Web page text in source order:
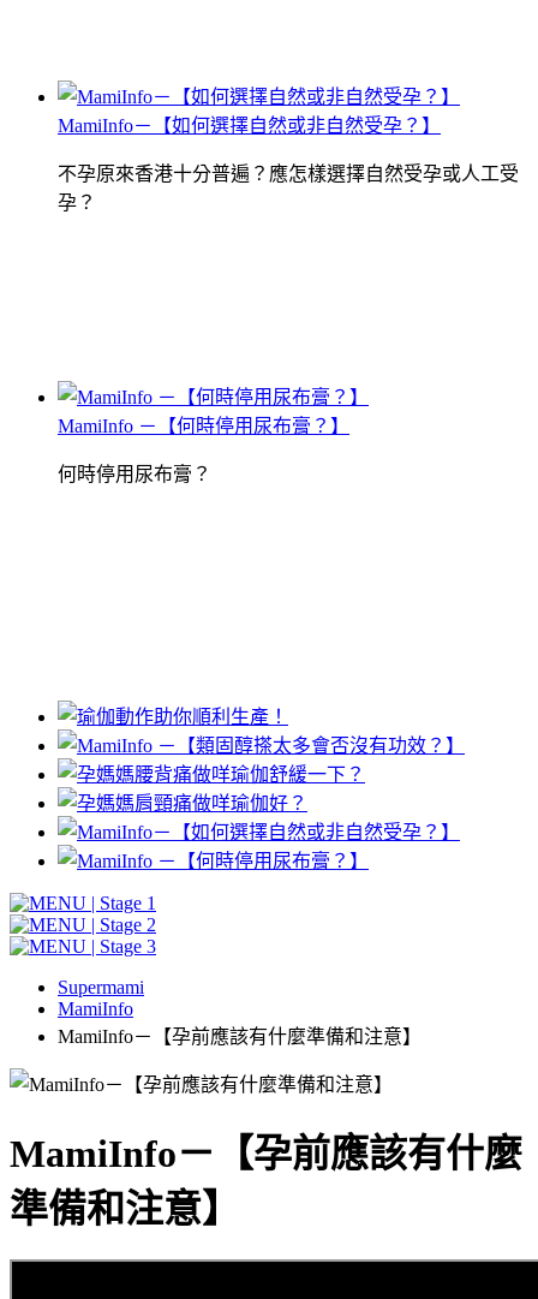
MamiInfo－【如何選擇自然或非自然受孕？】
不孕原來香港十分普遍？應怎樣選擇自然受孕或人工受
孕？
MamiInfo －【何時停用尿布膏？】
何時停用尿布膏？
Supermami
MamiInfo
MamiInfo－【孕前應該有什麼準備和注意】
MamiInfo－【孕前應該有什麼
準備和注意】